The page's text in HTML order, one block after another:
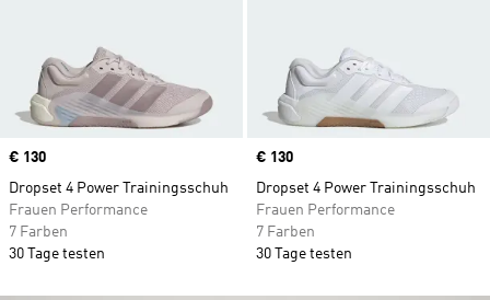
Price
€ 130
Dropset 4 Power Trainingsschuh
Frauen Performance
7 Farben
30 Tage testen
Price
€ 130
Dropset 4 Power Trainingsschuh
Frauen Performance
7 Farben
30 Tage testen